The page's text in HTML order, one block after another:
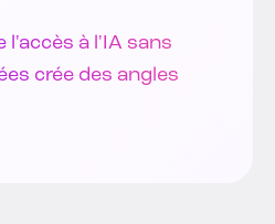
l'accès à l'IA sans
crée des angles